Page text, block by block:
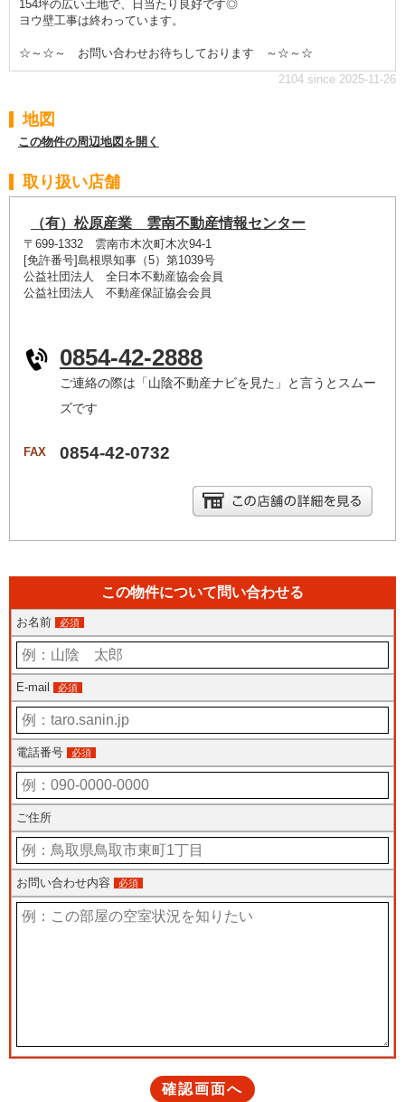
154坪の広い土地で、日当たり良好です◎
ヨウ壁工事は終わっています。
☆～☆～ お問い合わせお待ちしております ～☆～☆
2104 since 2025-11-26
地図
この物件の周辺地図を開く
取り扱い店舗
（有）松原産業 雲南不動産情報センター
〒699-1332 雲南市木次町木次94-1
[免許番号]島根県知事（5）第1039号
公益社団法人 全日本不動産協会会員
公益社団法人 不動産保証協会会員
0854-42-2888
ご連絡の際は「山陰不動産ナビを見た」と言うとスムー
ズです
FAX 0854-42-0732